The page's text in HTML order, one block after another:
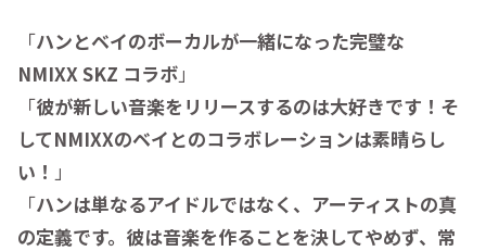
「ハンとベイのボーカルが一緒になった完璧な
NMIXX SKZ コラボ」
「彼が新しい音楽をリリースするのは大好きです！そ
してNMIXXのベイとのコラボレーションは素晴らし
い！ 」
「ハンは単なるアイドルではなく、アーティストの真
の定義です。彼は音楽を作ることを決してやめず、常